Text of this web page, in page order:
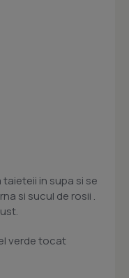
in supa si se
si sucul de rosii .
verde tocat